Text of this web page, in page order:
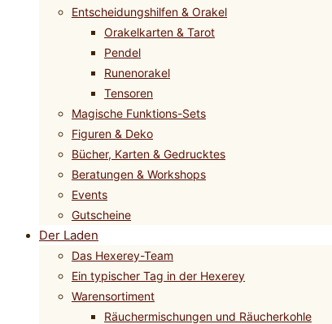
Entscheidungshilfen & Orakel
Orakelkarten & Tarot
Pendel
Runenorakel
Tensoren
Magische Funktions-Sets
Figuren & Deko
Bücher, Karten & Gedrucktes
Beratungen & Workshops
Events
Gutscheine
Der Laden
Das Hexerey-Team
Ein typischer Tag in der Hexerey
Warensortiment
Räuchermischungen und Räucherkohle